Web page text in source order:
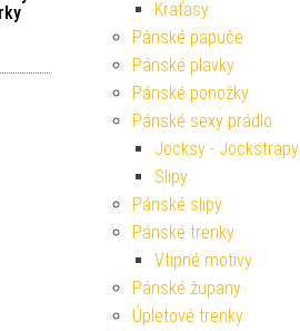
Kraťasy
Pánské papuče
Pánské plavky
Pánské ponožky
Pánské sexy prádlo
Jocksy - Jockstrapy
Slipy
Pánské slipy
Pánské trenky
Vtipné motivy
Pánské župany
Úpletové trenky